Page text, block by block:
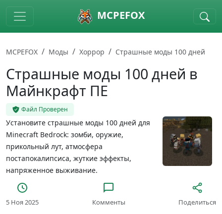
Skip to main content MCPEFOX
MCPEFOX Моды Хоррор Страшные моды 100 дней
Страшные моды 100 дней в
Майнкрафт ПЕ
Файл Проверен
Установите cтрашные моды 100 дней для
Minecraft Bedrock: зомби, оружие,
прикольный лут, атмосфера
постапокалипсиса, жуткие эффекты,
напряженное выживание.
5 Ноя 2025 Комменты Поделиться